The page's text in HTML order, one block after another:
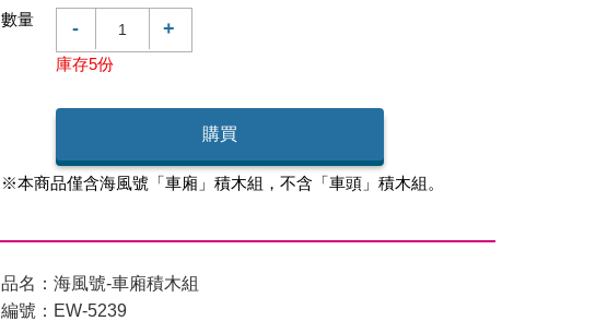
數量 - +
庫存5份
購買
※本商品僅含海風號「車廂」積木組，不含「車頭」積木組。
品名：海風號-車廂積木組
編號：EW-5239